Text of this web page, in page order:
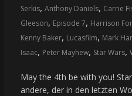
Serkis, Anthony Daniels, Carrie
Gleeson, Episode 7, Harrison
Kenny Baker, Lucasfilm, Mark
Isaac, Peter Mayhew, Star Wars,
May the 4th be with you!
andere, der in den letzten